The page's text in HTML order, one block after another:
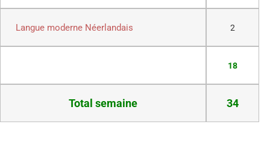
Langue moderne Néerlandais 2
18
Total semaine 34